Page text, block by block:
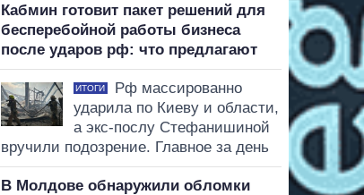
Кабмин готовит пакет решений для
бесперебойной работы бизнеса
после ударов рф: что предлагают
ИТОГИ
Рф массированно
ударила по Киеву и области,
а экс-послу Стефанишиной
вручили подозрение. Главное за день
В Молдове обнаружили обломки